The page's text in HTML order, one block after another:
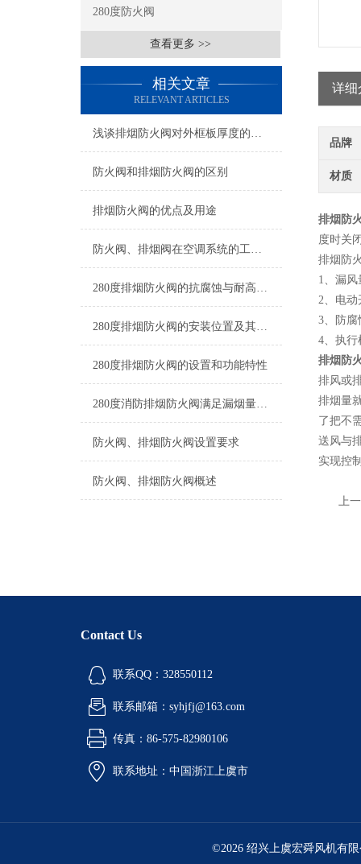
280度防火阀
查看更多 >>
相关文章
RELEVANT ARTICLES
浅谈排烟防火阀对外框板厚度的要求
防火阀和排烟防火阀的区别
排烟防火阀的优点及用途
防火阀、排烟阀在空调系统的工程质量
280度排烟防火阀的抗腐蚀与耐高温性能分析
280度排烟防火阀的安装位置及其产品用途是什么
280度排烟防火阀的设置和功能特性
280度消防排烟防火阀满足漏烟量和耐火完整性要求，起隔烟阻火作用
防火阀、排烟防火阀设置要求
防火阀、排烟防火阀概述
详细
品牌
材质
排烟防
度时关
排烟防
1、漏
2、电动
3、防腐
4、执行
排烟防
排风或
排烟量
了把不
送风与
实现控
上
Contact Us
联系QQ：328550112
联系邮箱：syhjfj@163.com
传真：86-575-82980106
联系地址：中国浙江上虞市
©2026 绍兴上虞宏舜风机有